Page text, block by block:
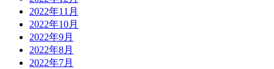
2022年11月
2022年10月
2022年9月
2022年8月
2022年7月